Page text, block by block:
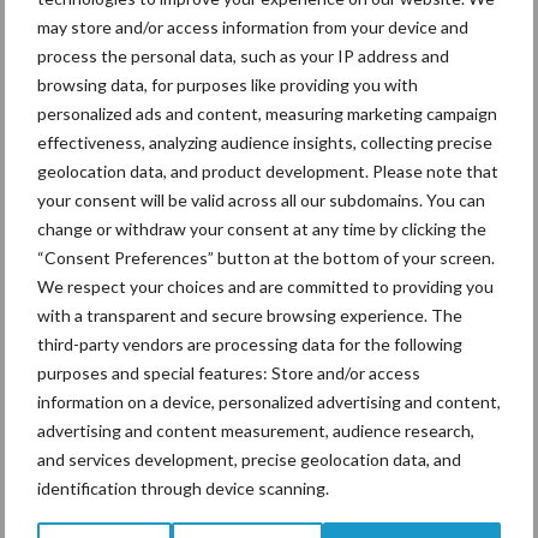
may store and/or access information from your device and
process the personal data, such as your IP address and
browsing data, for purposes like providing you with
personalized ads and content, measuring marketing campaign
effectiveness, analyzing audience insights, collecting precise
geolocation data, and product development. Please note that
your consent will be valid across all our subdomains. You can
change or withdraw your consent at any time by clicking the
“Consent Preferences” button at the bottom of your screen.
We respect your choices and are committed to providing you
with a transparent and secure browsing experience. The
third-party vendors are processing data for the following
purposes and special features: Store and/or access
information on a device, personalized advertising and content,
advertising and content measurement, audience research,
and services development, precise geolocation data, and
identification through device scanning.
Stimuleringsregelingen
De afgelopen jaren konden Limburgse boeren en tuinders ook
gebruikmaken van een stimuleringsregeling voor veertien
maatregelen, die aansluiten op de verschillende teelten. Het gaat
doorzaaien van grasland in de melkveehouderij, grasstroken in de
fruitteelt, graanstroken naast de uien en de aanvoer van
compost of het achterlaten van stroresten op de akkers.
Aanbevolen voor jou!
ForFarmers ziet volume en
marktaandeel groeien in